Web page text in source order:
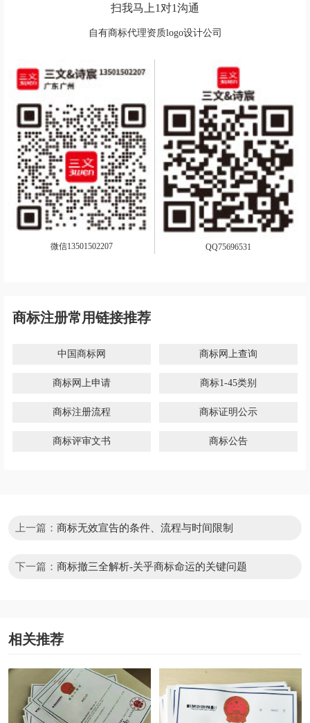
扫我马上1对1沟通
自有商标代理资质logo设计公司
微信13501502207 QQ75696531
商标注册常用链接推荐
中国商标网 商标网上查询
商标网上申请 商标1-45类别
商标注册流程 商标证明公示
商标评审文书 商标公告
上一篇： 商标无效宣告的条件、流程与时间限制
下一篇： 商标撤三全解析-关乎商标命运的关键问题
相关推荐